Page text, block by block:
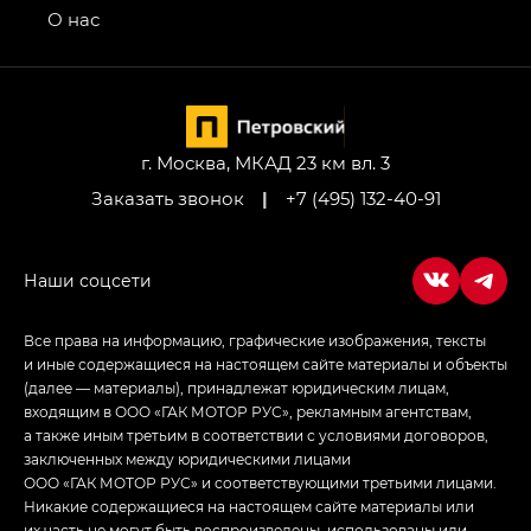
привод — GB AWD, Джи Эль Полный привод —
Джи Ти — GT, Джи Икс — GX,
Джи Икс ПРЕМИУМ — GX PREMIUM, ЛАУНЖ —
Empow — Эмпау (Empow) в комплектации
г. Москва, МКАД 23 км вл. 3
Заказать звонок
| +7 (495) 132-40-91
О нас
Все права на информацию, графические изображения, тексты
и иные содержащиеся на настоящем сайте материалы и объекты
(далее — материалы), принадлежат юридическим лицам,
входящим в ООО «ГАК МОТОР РУС», рекламным агентствам,
а также иным третьим в соответствии с условиями договоров,
заключенных между юридическими лицами
ООО «ГАК МОТОР РУС» и соответствующими третьими лицами.
Никакие содержащиеся на настоящем сайте материалы или